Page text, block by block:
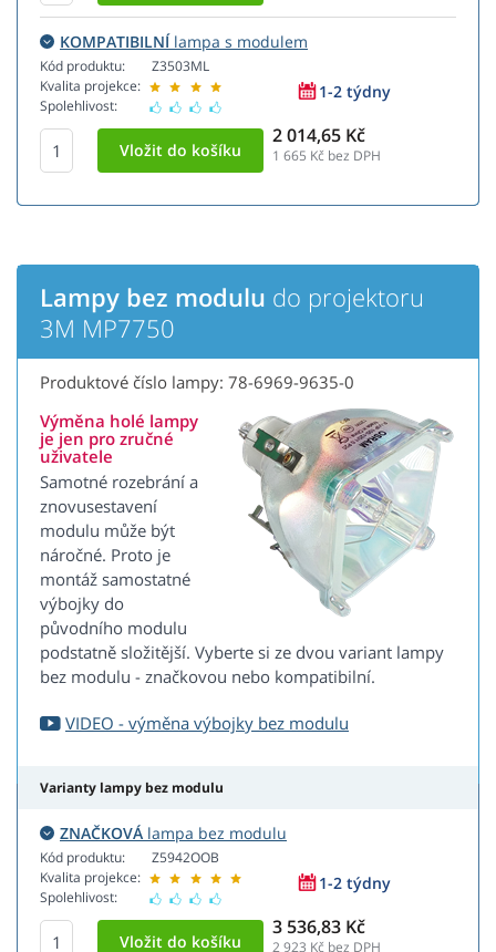
KOMPATIBILNÍlampa s modulem
Kód produktu:
Kvalita projekce:
Spolehlivost:
Z3503ML
1-2 týdny
2 014,65 Kč
1 665 Kč bez DPH
Lampy bez modulu do projektoru
3M MP7750
Produktové číslo lampy: 78-6969-9635-0
Výměna holé lampy
je jen pro zručné
uživatele
Samotné rozebrání a
znovusestavení
modulu může být
náročné. Proto je
montáž samostatné
výbojky do
původního modulu
podstatně složitější. Vyberte si ze dvou variant lampy
bez modulu - značkovou nebo kompatibilní.
VIDEO - výměna výbojky bez modulu
Varianty lampy bez modulu
ZNAČKOVÁ lampa bez modulu
Kód produktu:
Kvalita projekce:
Spolehlivost:
Z5942OOB
1-2 týdny
3 536,83 Kč
2 923 Kč bez DPH